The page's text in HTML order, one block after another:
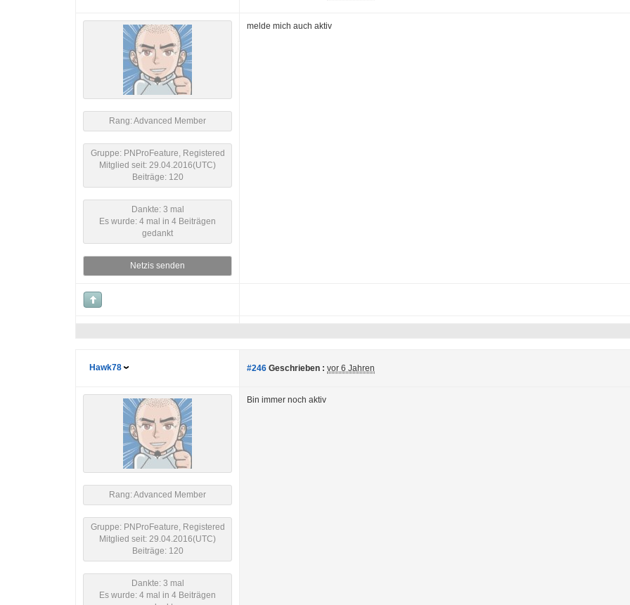
Rang: Advanced Member
Gruppe: PNProFeature, Registered
Mitglied seit: 29.04.2016(UTC)
Beiträge: 120
Dankte: 3 mal
Es wurde: 4 mal in 4 Beiträgen
gedankt
Netzis senden
melde mich auch aktiv
Hawk78 #246 Geschrieben : vor 6 Jahren
Rang: Advanced Member
Gruppe: PNProFeature, Registered
Mitglied seit: 29.04.2016(UTC)
Beiträge: 120
Dankte: 3 mal
Es wurde: 4 mal in 4 Beiträgen
Bin immer noch aktiv